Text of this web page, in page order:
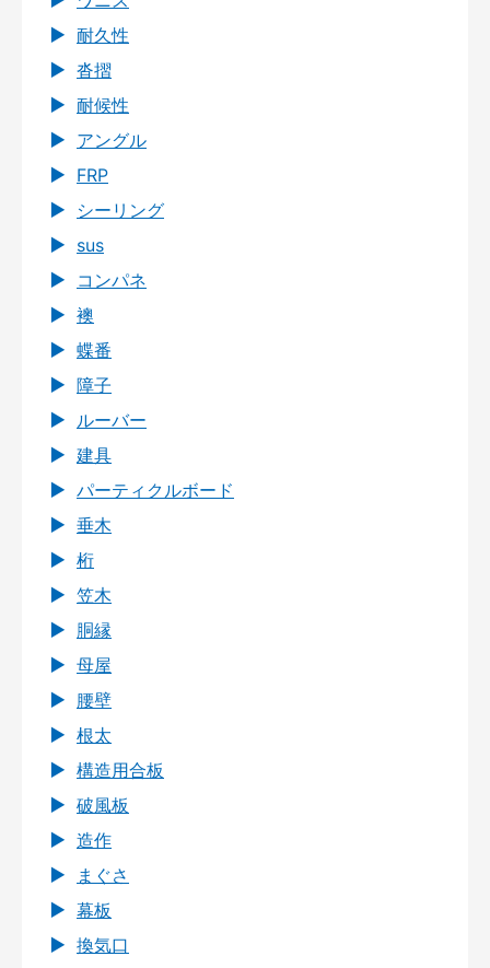
耐久性
沓摺
耐候性
アングル
FRP
シーリング
sus
コンパネ
襖
蝶番
障子
ルーバー
建具
パーティクルボード
垂木
桁
笠木
胴縁
母屋
腰壁
根太
構造用合板
破風板
造作
まぐさ
幕板
換気口